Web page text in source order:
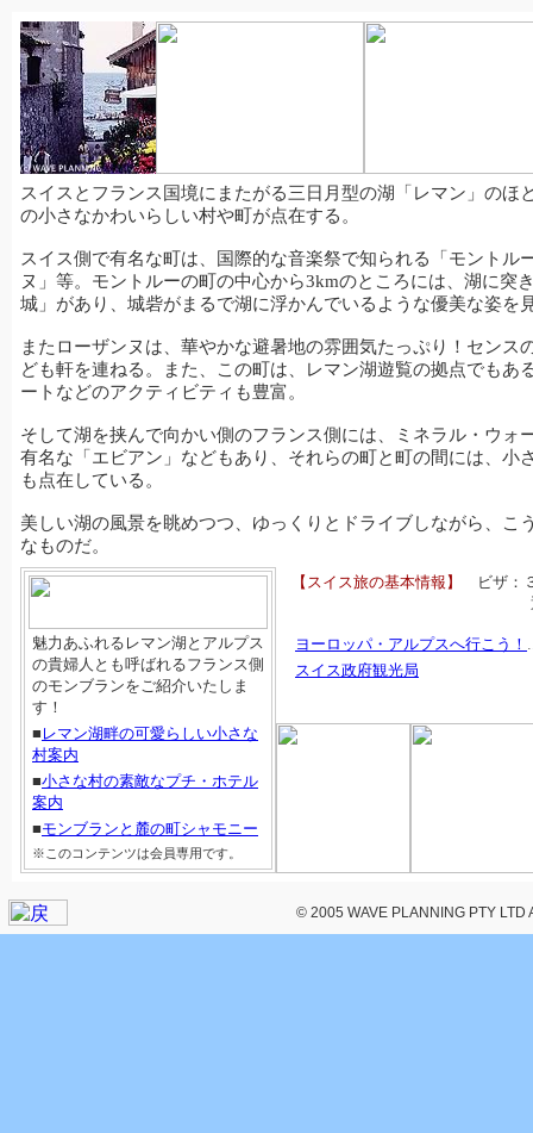
スイスとフランス国境にまたがる三日月型の湖「レマン」のほ
の小さなかわいらしい村や町が点在する。
スイス側で有名な町は、国際的な音楽祭で知られる「モントル
ヌ」等。 モントルーの町の中心から3kmのところには、湖に突
城」があり、 城砦がまるで湖に浮かんでいるような優美な姿を
また ローザンヌ は、華やかな避暑地の雰囲気たっぷり！センス
ども軒を連ねる。また、この町は、レマン湖遊覧の拠点でもあ
ートなどのアクティビティも豊富。
そして湖を挟んで向かい側のフランス側には、ミネラル・ウォ
有名な「エビアン」などもあり、それらの町と町の間には、小
も点在している。
美しい湖の風景を眺めつつ、 ゆっくりとドライブしながら、こ
なものだ。
魅力あふれるレマン湖とアルプス
の貴婦人とも呼ばれるフランス側
のモンブランをご紹介いたしま
す！
■ レマン湖畔の可愛らしい小さな
村案内
■小さな村の素敵なプチ・ホテル
案内
■モンブランと麓の町シャモニー
※このコンテンツは会員専用です。
【スイス旅の基本情報】
ビザ：
ヨーロッパ・アルプスへ行こう！
スイス政府観光局
© 2005 WAVE PLANNING PTY LTD